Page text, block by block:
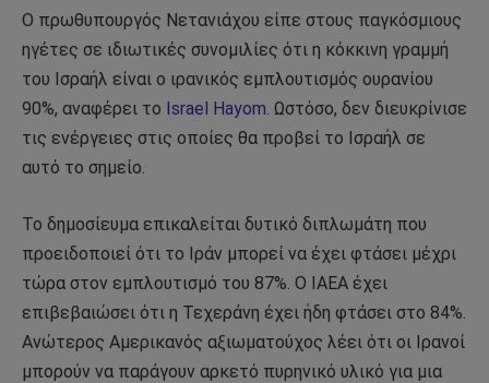
Ο πρωθυπουργός Νετανιάχου είπε στους παγκόσμιους
ηγέτες σε ιδιωτικές συνομιλίες ότι η κόκκινη γραμμή
του Ισραήλ είναι ο ιρανικός εμπλουτισμός ουρανίου
90%, αναφέρει το Israel Hayom. Ωστόσο, δεν διευκρίνισε
τις ενέργειες στις οποίες θα προβεί το Ισραήλ σε
αυτό το σημείο.
Το δημοσίευμα επικαλείται δυτικό διπλωμάτη που
προειδοποιεί ότι το Ιράν μπορεί να έχει φτάσει μέχρι
τώρα στον εμπλουτισμό του 87%. Ο ΙΑΕΑ έχει
επιβεβαιώσει ότι η Τεχεράνη έχει ήδη φτάσει στο 84%.
Ανώτερος Αμερικανός αξιωματούχος λέει ότι οι Ιρανοί
μπορούν να παράγουν αρκετό πυρηνικό υλικό για μια